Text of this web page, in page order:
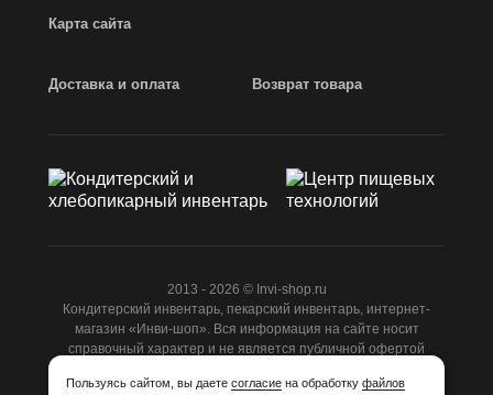
Карта сайта
Доставка и оплата Возврат товара
2013 - 2026 © Invi-shop.ru
Кондитерский инвентарь, пекарский инвентарь, интернет-
магазин «Инви-шоп». Вся информация на сайте носит
справочный характер и не является публичной офертой
Пользуясь сайтом, вы даете согласие на обработку файлов